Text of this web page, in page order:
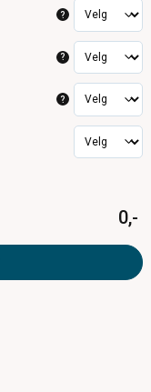
?
?
?
0,-